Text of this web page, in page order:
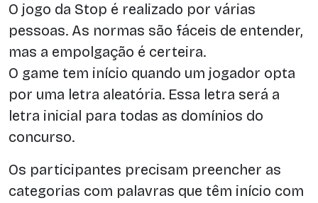
O jogo da Stop é realizado por várias
pessoas. As normas são fáceis de entender,
mas a empolgação é certeira.
O game tem início quando um jogador opta
por uma letra aleatória. Essa letra será a
letra inicial para todas as domínios do
concurso.
Os participantes precisam preencher as
categorias com palavras que têm início com